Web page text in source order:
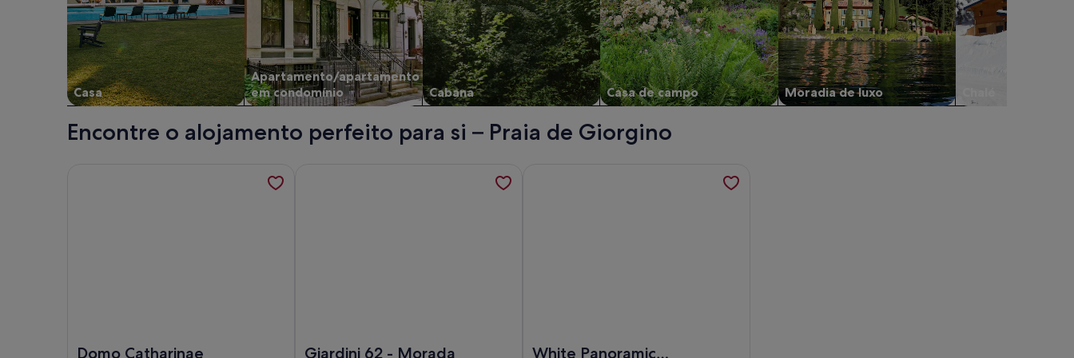
Casa
Apartamento/apartamento
em condomínio
Cabana Casa de campo Moradia de luxo
Encontre o alojamento perfeito para si – Praia de Giorgino
Domo Catharinae Giardini 62 - Morada
White Panoramic